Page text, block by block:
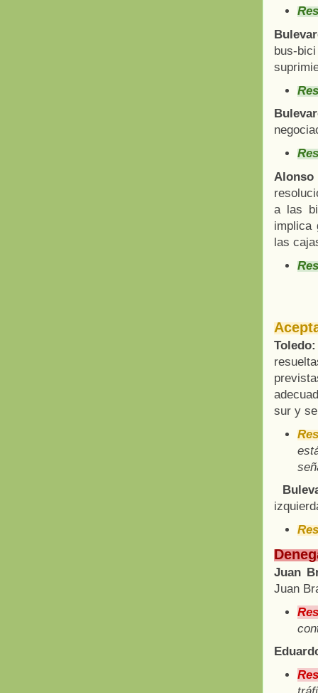
bus-
a las
implica
las
sur y
Juan
Juan